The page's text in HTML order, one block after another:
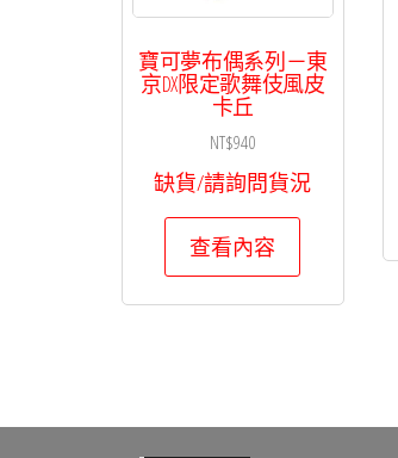
寶可夢布偶系列－東
京DX限定歌舞伎風皮
卡丘
NT$940
缺貨/請詢問貨況
查看內容